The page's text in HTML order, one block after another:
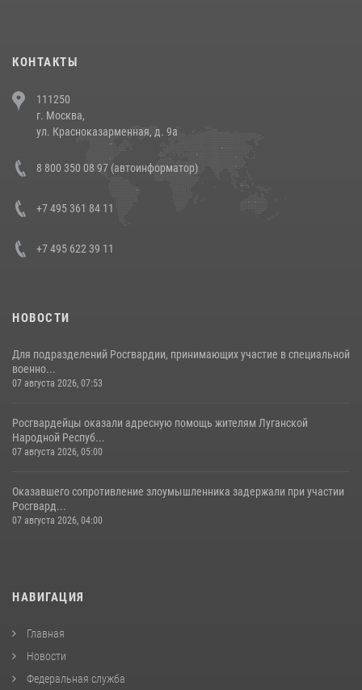
напавших на бригаду скорой помощи (видео)
14 июля 2026, 12:20
В Росгвардии прошла военно-научная конференция по обобщению
боевого опыта
КОНТАКТЫ
111250
г. Москва,
ул. Красноказарменная, д. 9а
8 800 350 08 97 (автоинформатор)
+7 495 361 84 11
+7 495 622 39 11
НОВОСТИ
Для подразделений Росгвардии, принимающих участие в специальной
военно...
07 августа 2026, 07:53
Росгвардейцы оказали адресную помощь жителям Луганской
Народной Респуб...
07 августа 2026, 05:00
Оказавшего сопротивление злоумышленника задержали при участии
Росгвард...
07 августа 2026, 04:00
НАВИГАЦИЯ
Главная
Новости
Федеральная служба